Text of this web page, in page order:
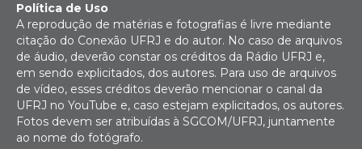
Política de Uso
A reprodução de matérias e fotografias é livre mediante
citação do Conexão UFRJ e do autor. No caso de arquivos
de áudio, deverão constar os créditos da Rádio UFRJ e,
em sendo explicitados, dos autores. Para uso de arquivos
de vídeo, esses créditos deverão mencionar o canal da
UFRJ no YouTube e, caso estejam explicitados, os autores.
Fotos devem ser atribuídas à SGCOM/UFRJ, juntamente
ao nome do fotógrafo.